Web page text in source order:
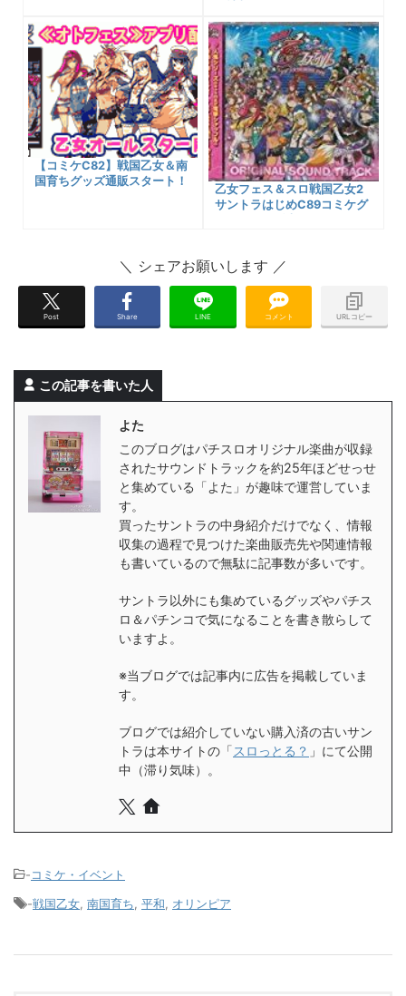
【コミケC82】戦国乙女＆南
国育ちグッズ通販スタート！
乙女フェス＆スロ戦国乙女2
サントラはじめC89コミケグ
Post Share LINE コメント URLコピー
この記事を書いた人
よた
このブログはパチスロオリジナル楽曲が収録
されたサウンドトラックを約25年ほどせっせ
と集めている「よた」が趣味で運営していま
す。
買ったサントラの中身紹介だけでなく、情報
収集の過程で見つけた楽曲販売先や関連情報
も書いているので無駄に記事数が多いです。
サントラ以外にも集めているグッズやパチス
ロ＆パチンコで気になることを書き散らして
いますよ。
※当ブログでは記事内に広告を掲載していま
す。
ブログでは紹介していない購入済の古いサン
トラは本サイトの「スロっとる？ 」にて公開
中（滞り気味）。
-コミケ・イベント
-戦国乙女, 南国育ち, 平和, オリンピア